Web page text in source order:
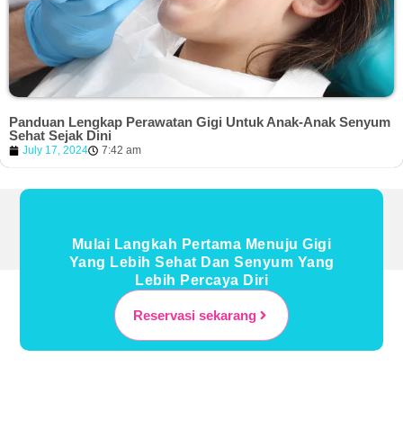
Panduan Lengkap Perawatan Gigi Untuk Anak-Anak Senyum
Sehat Sejak Dini
July 17, 2024 7:42 am
Mulai Langkah Pertama Menuju Gigi
Yang Lebih Sehat Dan Senyum Yang
Lebih Percaya Diri
Reservasi sekarang